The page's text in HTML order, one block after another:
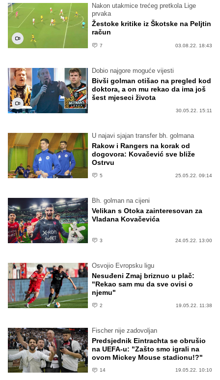
Nakon utakmice trećeg pretkola Lige
prvaka
Žestoke kritike iz Škotske na Peljtin
račun
7 03.08.22. 18:43
Dobio najgore moguće vijesti
Bivši golman otišao na pregled kod
doktora, a on mu rekao da ima još
šest mjeseci života
30.05.22. 15:11
U najavi sjajan transfer bh. golmana
Rakow i Rangers na korak od
dogovora: Kovačević sve bliže
Ostrvu
5 25.05.22. 09:14
Bh. golman na cijeni
Velikan s Otoka zainteresovan za
Vladana Kovačevića
3 24.05.22. 13:00
Osvojio Evropsku ligu
Nesuđeni Zmaj briznuo u plač:
"Rekao sam mu da sve ovisi o
njemu"
2 19.05.22. 11:38
Fischer nije zadovoljan
Predsjednik Eintrachta se obrušio
na UEFA-u: "Zašto smo igrali na
ovom Mickey Mouse stadionu!?"
14 19.05.22. 10:10